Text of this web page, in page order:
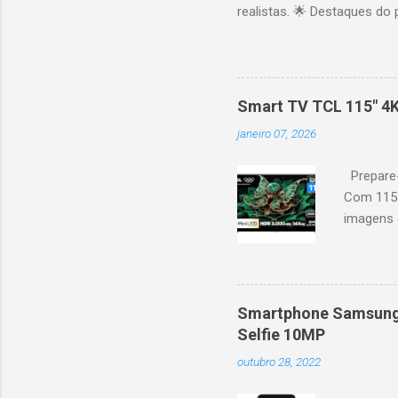
realistas. 🌟 Destaques do
desempenho otimizado
ideal para esportes e
recomendações
mais. Google Assistente :
Altura: 153,8 cm |
Smart TV TCL 115"
janeiro 07, 2026
Com
imagens
games,
Smartphone
Selfie 10MP
outubro 28, 2022